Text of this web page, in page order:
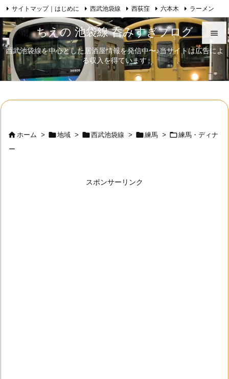
ちえの 池袋線 呑みすぎブログ
西武池袋線を中心とした居酒屋情報を発信中〜♪当サイトは広告によ
る収入を得ています


メニュ


サイトマップ｜はじめに 西武池袋線 西荻窪 六本木 ラーメン
日本酒 歌舞伎 自己紹介 RSS Feedly
ホーム > 地域 > 西武池袋線 > 練馬 > 練馬・ディナ
ー
スポンサーリンク